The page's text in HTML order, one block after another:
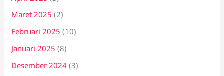
Maret 2025 (2)
Februari 2025 (10)
Januari 2025 (8)
Desember 2024 (3)